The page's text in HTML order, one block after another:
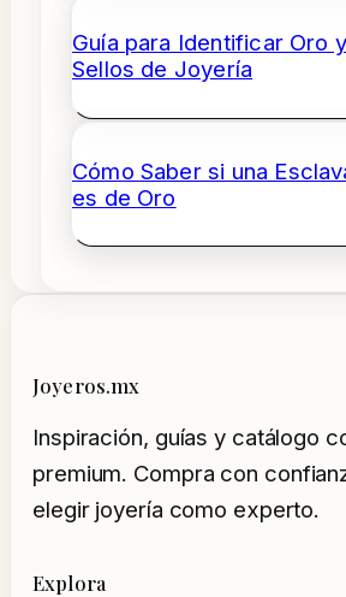
Guía para Identificar Oro y
Sellos de Joyería
Cómo Saber si una
es de Oro
Joyeros.mx
Inspiración, guías y catálogo
premium. Compra con
elegir joyería como experto.
Explora